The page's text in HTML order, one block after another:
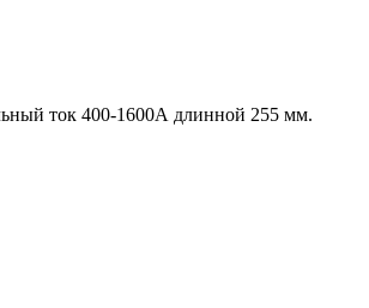
ток 400-1600А длинной 255 мм.